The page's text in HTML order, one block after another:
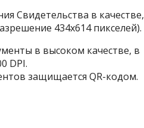
Свидетельства в качестве,
434х614 пикселей).
в высоком качестве, в
DPI.
защищается QR-кодом.